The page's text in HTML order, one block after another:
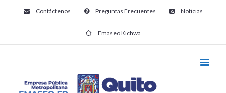
Contáctenos Preguntas Frecuentes Noticias
Emaseo Kichwa